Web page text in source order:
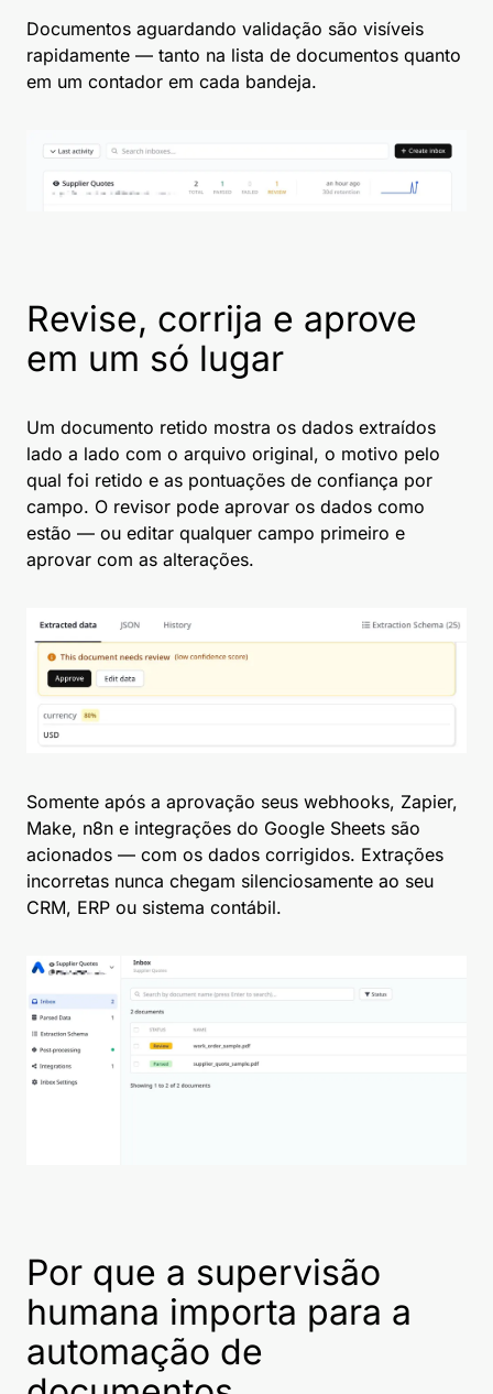
Documentos aguardando validação são visíveis
rapidamente — tanto na lista de documentos quanto
em um contador em cada bandeja.
Revise, corrija e aprove
em um só lugar
Um documento retido mostra os dados extraídos
lado a lado com o arquivo original, o motivo pelo
qual foi retido e as pontuações de confiança por
campo. O revisor pode aprovar os dados como
estão — ou editar qualquer campo primeiro e
aprovar com as alterações.
Somente após a aprovação seus webhooks, Zapier,
Make, n8n e integrações do Google Sheets são
acionados — com os dados corrigidos. Extrações
incorretas nunca chegam silenciosamente ao seu
CRM, ERP ou sistema contábil.
Por que a supervisão
humana importa para a
automação de